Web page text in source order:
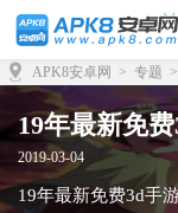
APK8安卓网 > 专题 >
19年最新免
2019-03-04
19年最新免费3d手